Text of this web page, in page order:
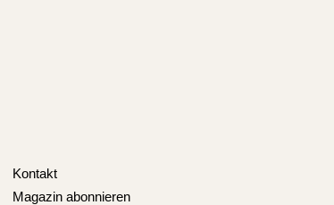
Kontakt
Magazin abonnieren